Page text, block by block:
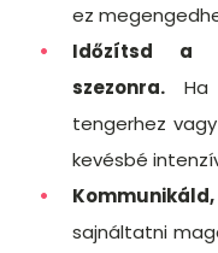
ez
Időzítsd a
szezonra. Ha
tengerhez
kevésbé
sajnáltatni